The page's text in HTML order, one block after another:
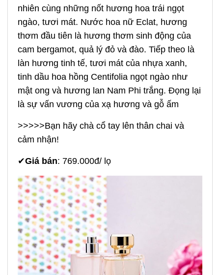
nhiên cùng những nốt hương hoa trái ngọt
ngào, tươi mát. Nước hoa nữ Eclat, hương
thơm đầu tiên là hương thơm sinh động của
cam bergamot, quả lý đỏ và đào. Tiếp theo là
làn hương tinh tế, tươi mát của nhựa xanh,
tinh dầu hoa hồng Centifolia ngọt ngào như
mật ong và hương lan Nam Phi trắng. Đọng lại
là sự vấn vương của xạ hương và gỗ ấm
>>>>>Bạn hãy chà cổ tay lên thân chai và
cảm nhận!
✔Giá bán: 769.000đ/ lọ